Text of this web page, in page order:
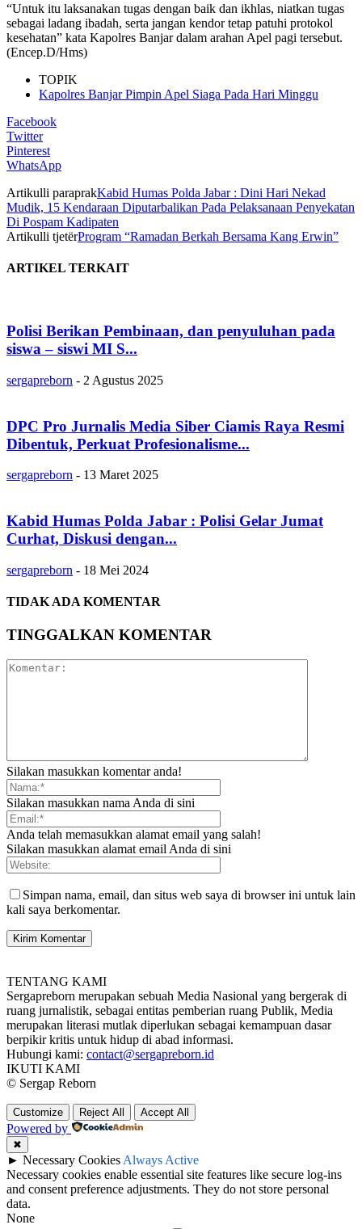
“Untuk itu laksanakan tugas dengan baik dan ikhlas, niatkan tugas
sebagai ladang ibadah, serta jangan kendor tetap patuhi protokol
kesehatan” kata Kapolres Banjar dalam arahan Apel pagi tersebut.
(Encep.D/Hms)
TOPIK
Kapolres Banjar Pimpin Apel Siaga Pada Hari Minggu
Facebook
Twitter
Pinterest
WhatsApp
Artikulli paraprakKabid Humas Polda Jabar : Dini Hari Nekad
Mudik, 15 Kendaraan Diputarbalikan Pada Pelaksanaan Penyekatan
Di Pospam Kadipaten
Artikulli tjetërProgram “Ramadan Berkah Bersama Kang Erwin”
ARTIKEL TERKAIT
Polisi Berikan Pembinaan, dan penyuluhan pada
siswa – siswi MI S...
sergapreborn - 2 Agustus 2025
DPC Pro Jurnalis Media Siber Ciamis Raya Resmi
Dibentuk, Perkuat Profesionalisme...
sergapreborn - 13 Maret 2025
Kabid Humas Polda Jabar : Polisi Gelar Jumat
Curhat, Diskusi dengan...
sergapreborn - 18 Mei 2024
TIDAK ADA KOMENTAR
TINGGALKAN KOMENTAR
Silakan masukkan komentar anda!
Silakan masukkan nama Anda di sini
Anda telah memasukkan alamat email yang salah!
Silakan masukkan alamat email Anda di sini
Simpan nama, email, dan situs web saya di browser ini untuk lain
kali saya berkomentar.
TENTANG KAMI
Sergapreborn merupakan sebuah Media Nasional yang bergerak di
ruang jurnalistik, sebagai entitas pemberian ruang Publik, Media
merupakan literasi mutlak diperlukan sebagai kemampuan dasar
berpikir kritis untuk hidup di abad informasi.
Hubungi kami: contact@sergapreborn.id
IKUTI KAMI
© Sergap Reborn
Customize Reject All Accept All
Powered by
✖
► Necessary Cookies Always Active
Necessary cookies enable essential site features like secure log-ins
and consent preference adjustments. They do not store personal
data.
None